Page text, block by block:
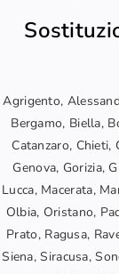
Agrigento,
Bergamo, Biella,
Catanzaro, Chieti,
Genova, Gorizia,
Lucca, Macerata,
Olbia, Oristano,
Prato, Ragusa,
Siena, Siracusa,